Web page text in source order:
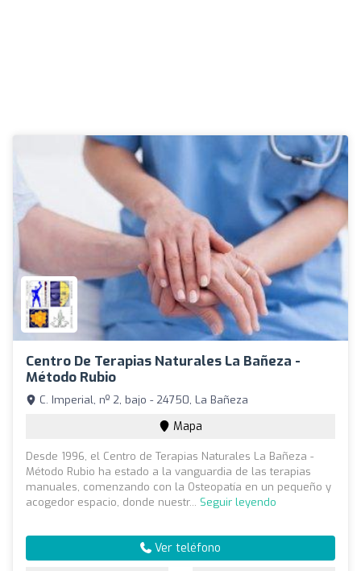
Centro De Terapias Naturales La Bañeza -
Método Rubio
C. Imperial, nº 2, bajo - 24750, La Bañeza
Mapa
Desde 1996, el Centro de Terapias Naturales La Bañeza -
Método Rubio ha estado a la vanguardia de las terapias
manuales, comenzando con la Osteopatía en un pequeño y
acogedor espacio, donde nuestr... Seguir leyendo
Ver teléfono